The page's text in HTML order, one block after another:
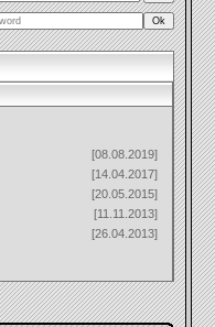
[08.08.2019]
[14.04.2017]
[20.05.2015]
[11.11.2013]
[26.04.2013]